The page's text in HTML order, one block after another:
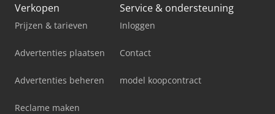
Verkopen
Prijzen & tarieven
Advertenties plaatsen
Advertenties beheren
Reclame maken
Service & ondersteuning
Inloggen
Contact
model koopcontract